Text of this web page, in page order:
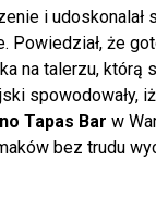
i
Powiedział, że
na talerzu, którą
spowodowały,
Tapas Bar w
bez trudu